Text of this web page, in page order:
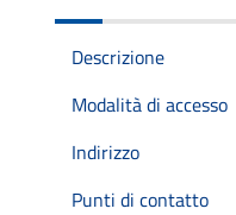
Descrizione
Modalità di accesso
Indirizzo
Punti di contatto